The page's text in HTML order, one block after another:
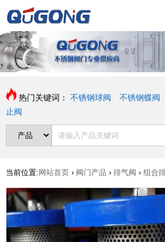
热门关键词： 不锈钢球阀 不锈钢蝶阀
止阀
当前位置: 网站首页 › 阀门产品 › 排气阀 › 组合